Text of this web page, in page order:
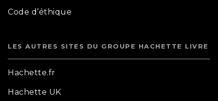
Code d’éthique
LES AUTRES SITES DU GROUPE HACHETTE LIVRE
Hachette.fr
Hachette UK